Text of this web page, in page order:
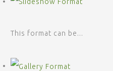
This format can be...